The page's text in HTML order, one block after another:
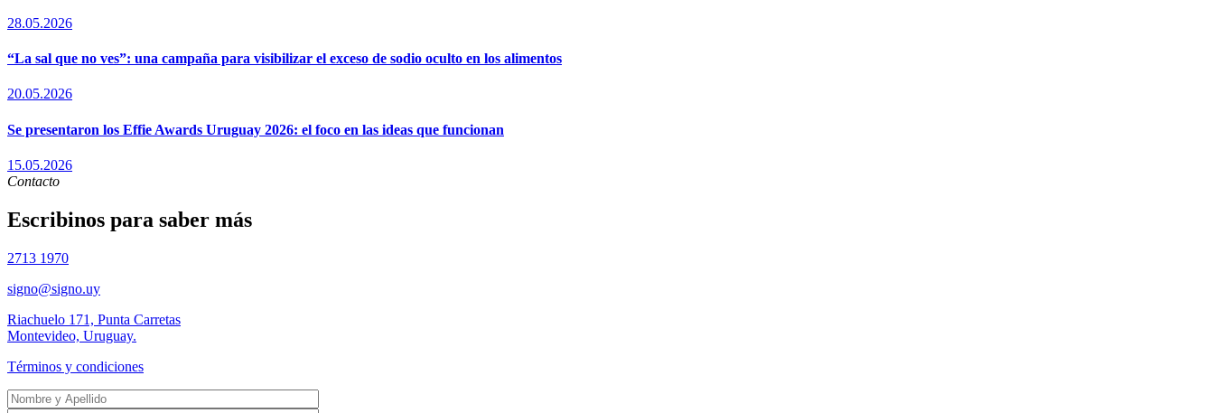
28.05.2026
“La sal que no ves”: una campaña para visibilizar el exceso de sodio oculto en los alimentos
20.05.2026
Se presentaron los Effie Awards Uruguay 2026: el foco en las ideas que funcionan
15.05.2026
Contacto
Escribinos para saber más
2713 1970
signo@signo.uy
Riachuelo 171, Punta Carretas
Montevideo, Uruguay.
Términos y condiciones